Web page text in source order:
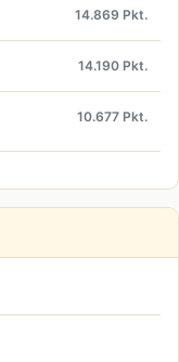
14.869 Pkt.
14.190 Pkt.
10.677 Pkt.